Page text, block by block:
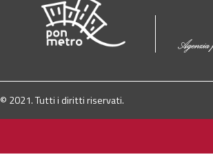
© 2021. Tutti i diritti riservati.